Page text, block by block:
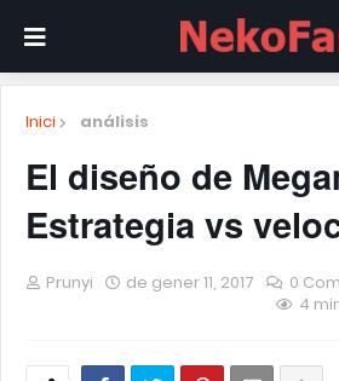
Inici análisis
El diseño de
Estrategia vs
Prunyi de gener 11, 2017
0
4